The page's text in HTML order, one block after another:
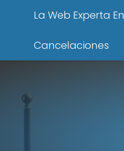
La Web Experta En
Cancelaciones